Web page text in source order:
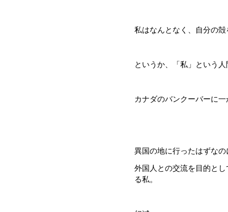
私はなんとなく、自分の
というか、「私」という
カナダのバンクーバーに
異国の地に行ったはずな
外国人との交流を目的と
る私。